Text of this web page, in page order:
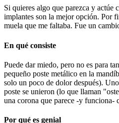
Si quieres algo que parezca y actúe
implantes son la mejor opción. Por
muela que me faltaba. Fue un
En qué consiste
Puede dar miedo, pero no es para
pequeño poste metálico en la
solo un poco de dolor después).
poste se unieron (lo que llaman
una corona que parece -y funciona-
Por qué es genial